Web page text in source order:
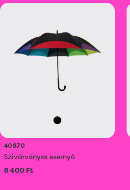
40870
Szivárványos esernyő
8 400 Ft